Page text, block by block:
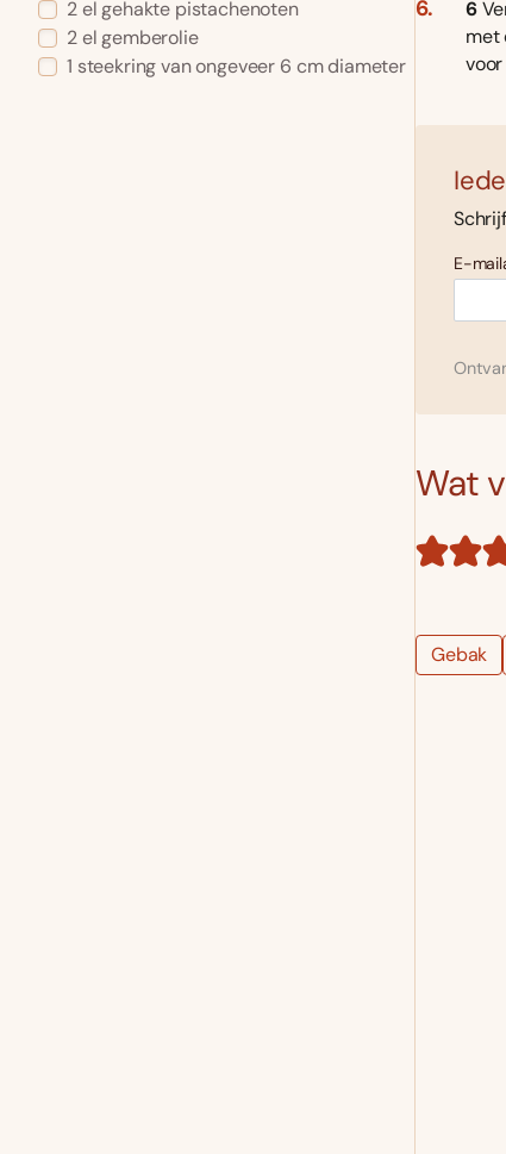
2 el gehakte pistachenoten
2 el gemberolie
1 steekring van ongeveer 6 cm diameter
6
met
E-
Wat
Gebak